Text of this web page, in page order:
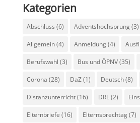
Kategorien
Abschluss (6) Adventshochsprung(3)
Allgemein(4) Anmeldung(4)
Berufswahl (3) Bus und ÖPNV(35)
Corona (28) DaZ(1) Deutsch(8)
Distanzunterricht(16) DRL(2)
Elternbriefe (16) Elternsprechtag(7)